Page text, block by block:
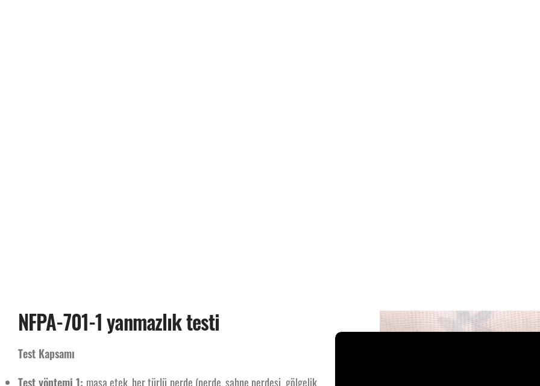
NFPA-701-1 yanmazlık testi
Test Kapsamı
Test yöntemi 1: masa etek, her türlü perde (perde, sahne perdesi, gölgelik